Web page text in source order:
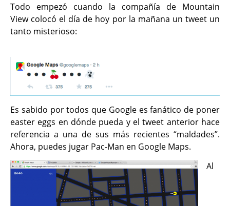
Todo empezó cuando la compañía de Mountain
View colocó el día de hoy por la mañana un tweet un
tanto misterioso:
Es sabido por todos que Google es fanático de poner
easter eggs en dónde pueda y el tweet anterior hace
referencia a una de sus más recientes “maldades”.
Ahora, puedes jugar Pac-Man en Google Maps.
Al